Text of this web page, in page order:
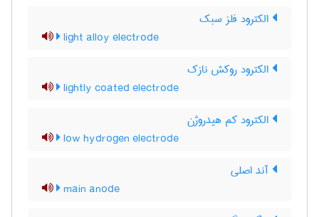
الکترود فلز سبک
light alloy electrode
الکترود روکش نازک
lightly coated electrode
الکترود کم هیدروژن
low hydrogen electrode
آند اصلی
main anode